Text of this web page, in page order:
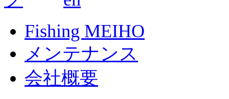
Fishing MEIHO
メンテナンス
会社概要